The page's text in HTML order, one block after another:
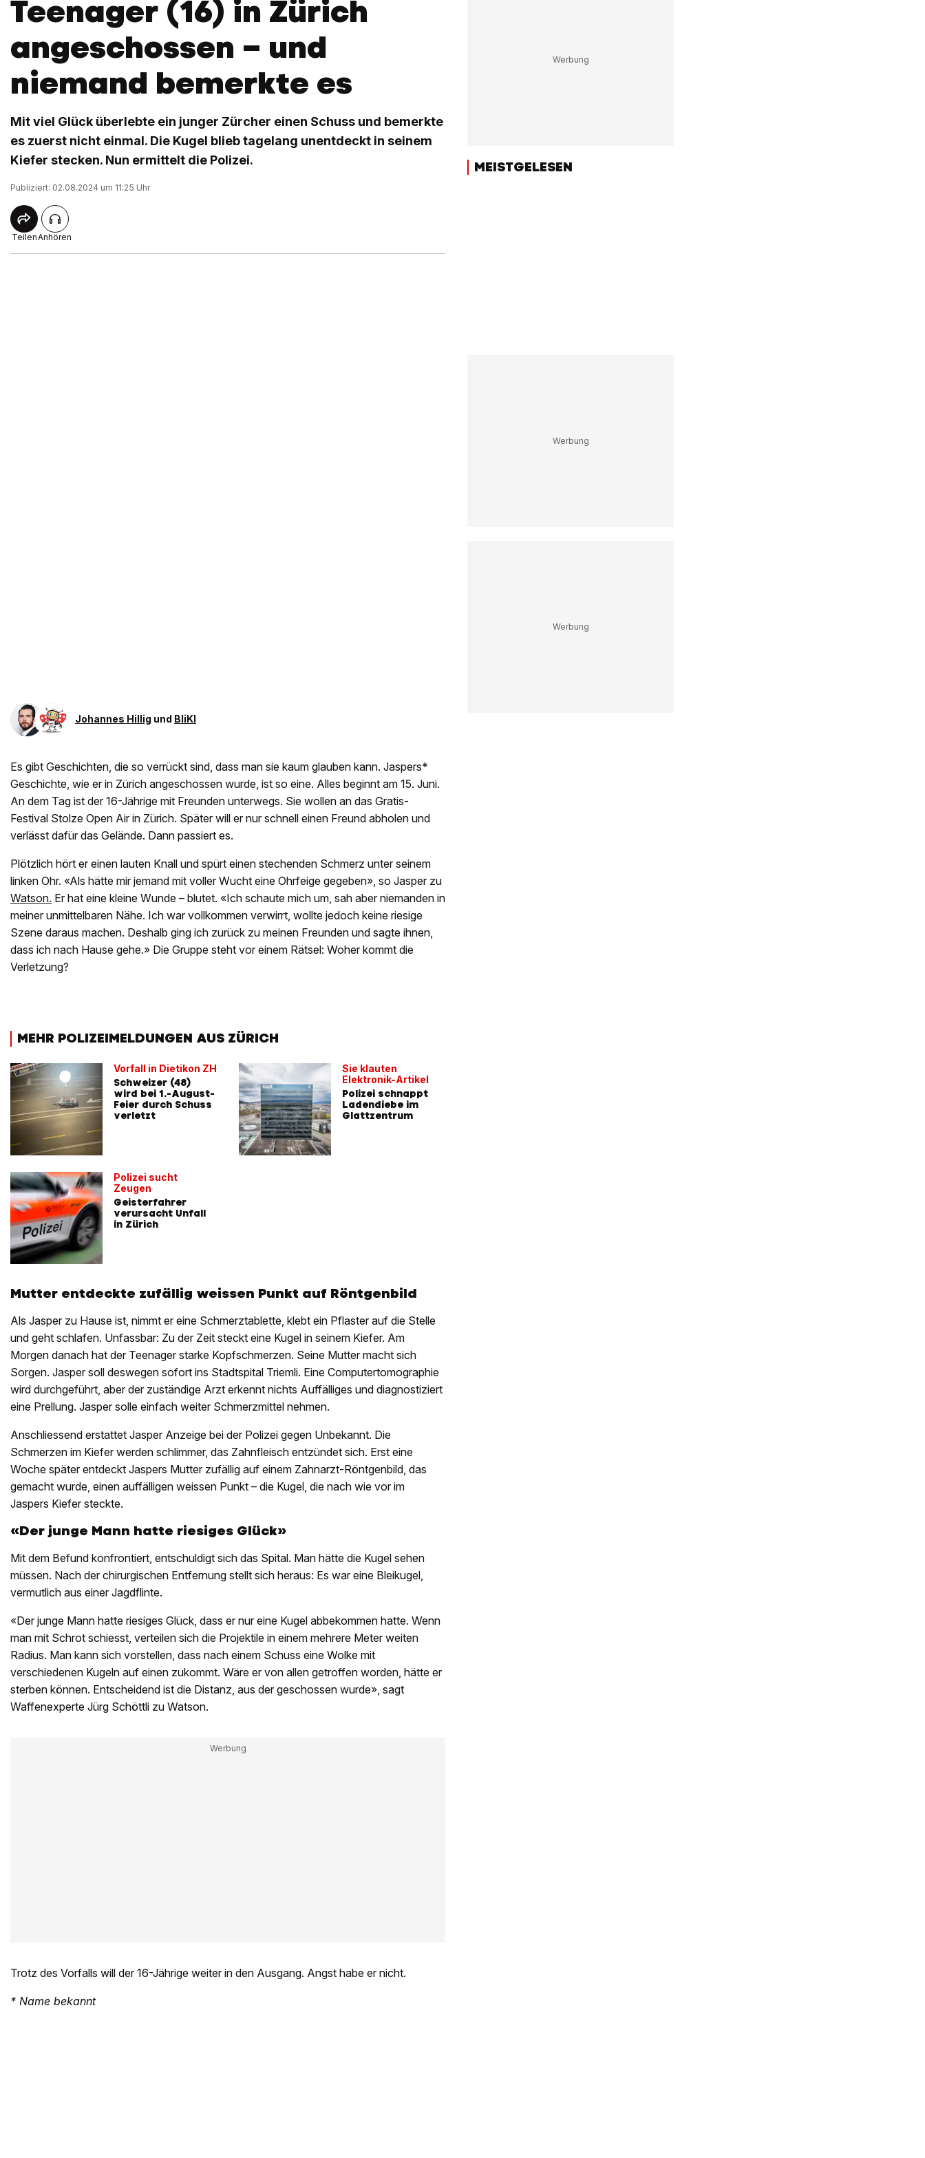
Teenager (16) in Zürich
angeschossen – und
niemand bemerkte es
Mit viel Glück überlebte ein junger Zürcher einen Schuss und bemerkte
es zuerst nicht einmal. Die Kugel blieb tagelang unentdeckt in seinem
Kiefer stecken. Nun ermittelt die Polizei.
Publiziert: 02.08.2024 um 11:25 Uhr
TeilenAnhören
Johannes Hillig und BliKI
Es gibt Geschichten, die so verrückt sind, dass man sie kaum glauben kann. Jaspers*
Geschichte, wie er in Zürich angeschossen wurde, ist so eine. Alles beginnt am 15. Juni.
An dem Tag ist der 16-Jährige mit Freunden unterwegs. Sie wollen an das Gratis-
Festival Stolze Open Air in Zürich. Später will er nur schnell einen Freund abholen und
verlässt dafür das Gelände. Dann passiert es.
Plötzlich hört er einen lauten Knall und spürt einen stechenden Schmerz unter seinem
linken Ohr. «Als hätte mir jemand mit voller Wucht eine Ohrfeige gegeben», so Jasper zu
Watson. Er hat eine kleine Wunde – blutet. «Ich schaute mich um, sah aber niemanden in
meiner unmittelbaren Nähe. Ich war vollkommen verwirrt, wollte jedoch keine riesige
Szene daraus machen. Deshalb ging ich zurück zu meinen Freunden und sagte ihnen,
dass ich nach Hause gehe.» Die Gruppe steht vor einem Rätsel: Woher kommt die
Verletzung?
MEHR POLIZEIMELDUNGEN AUS ZÜRICH
Vorfall in Dietikon ZH
Schweizer (48)
wird bei 1.-August-
Feier durch Schuss
verletzt
Polizei sucht
Zeugen
Geisterfahrer
verursacht Unfall
in Zürich
Sie klauten
Elektronik-Artikel
Polizei schnappt
Ladendiebe im
Glattzentrum
Mutter entdeckte zufällig weissen Punkt auf Röntgenbild
Als Jasper zu Hause ist, nimmt er eine Schmerztablette, klebt ein Pflaster auf die Stelle
und geht schlafen. Unfassbar: Zu der Zeit steckt eine Kugel in seinem Kiefer. Am
Morgen danach hat der Teenager starke Kopfschmerzen. Seine Mutter macht sich
Sorgen. Jasper soll deswegen sofort ins Stadtspital Triemli. Eine Computertomographie
wird durchgeführt, aber der zuständige Arzt erkennt nichts Auffälliges und diagnostiziert
eine Prellung. Jasper solle einfach weiter Schmerzmittel nehmen.
Anschliessend erstattet Jasper Anzeige bei der Polizei gegen Unbekannt. Die
Schmerzen im Kiefer werden schlimmer, das Zahnfleisch entzündet sich. Erst eine
Woche später entdeckt Jaspers Mutter zufällig auf einem Zahnarzt-Röntgenbild, das
gemacht wurde, einen auffälligen weissen Punkt – die Kugel, die nach wie vor im
Jaspers Kiefer steckte.
«Der junge Mann hatte riesiges Glück»
Mit dem Befund konfrontiert, entschuldigt sich das Spital. Man hätte die Kugel sehen
müssen. Nach der chirurgischen Entfernung stellt sich heraus: Es war eine Bleikugel,
vermutlich aus einer Jagdflinte.
«Der junge Mann hatte riesiges Glück, dass er nur eine Kugel abbekommen hatte. Wenn
man mit Schrot schiesst, verteilen sich die Projektile in einem mehrere Meter weiten
Radius. Man kann sich vorstellen, dass nach einem Schuss eine Wolke mit
verschiedenen Kugeln auf einen zukommt. Wäre er von allen getroffen worden, hätte er
sterben können. Entscheidend ist die Distanz, aus der geschossen wurde», sagt
Waffenexperte Jürg Schöttli zu Watson.
Trotz des Vorfalls will der 16-Jährige weiter in den Ausgang. Angst habe er nicht.
* Name bekannt
MEISTGELESEN